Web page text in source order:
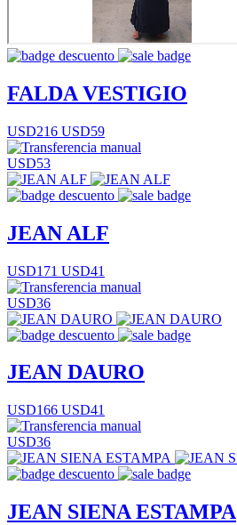
FALDA VESTIGIO
USD216 USD59
USD53
JEAN ALF
USD171 USD41
USD36
JEAN DAURO
USD166 USD41
USD36
JEAN SIENA ESTAMPA